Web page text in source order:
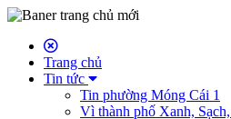
Trang chủ
Tin tức
Tin phường Móng Cái 1
Vì thành phố Xanh,